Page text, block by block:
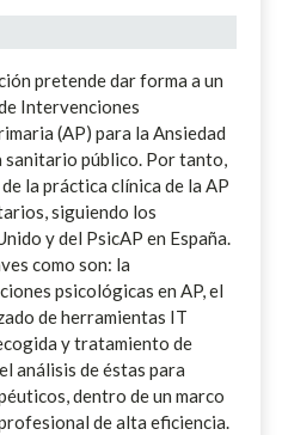
pretende dar forma a un
Intervenciones
(AP) para la Ansiedad
sanitario público. Por tanto,
la práctica clínica de la AP
siguiendo los
y del PsicAP en España.
como son: la
psicológicas en AP, el
de herramientas IT
y tratamiento de
análisis de éstas para
dentro de un marco
de alta eficiencia.